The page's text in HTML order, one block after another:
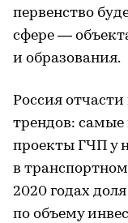
первенство
сфере —
и образования.
Россия
трендов:
проекты ГЧП у
в
2020 годах
по объему